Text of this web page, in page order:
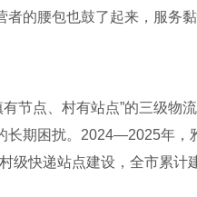
的腰包也鼓了起来，服务黏
点、村有站点”的三级物
长期困扰。2024—2025年，
级快递站点建设，全市累计